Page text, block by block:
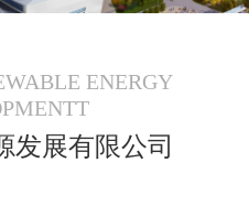
ENERGY
发展有限公司